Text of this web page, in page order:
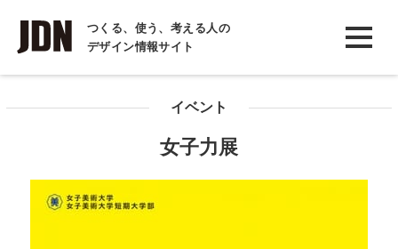
つくる、使う、考える人の
デザイン情報サイト
INTERVIEW
インタビュー
コラム
イベント
女子力展